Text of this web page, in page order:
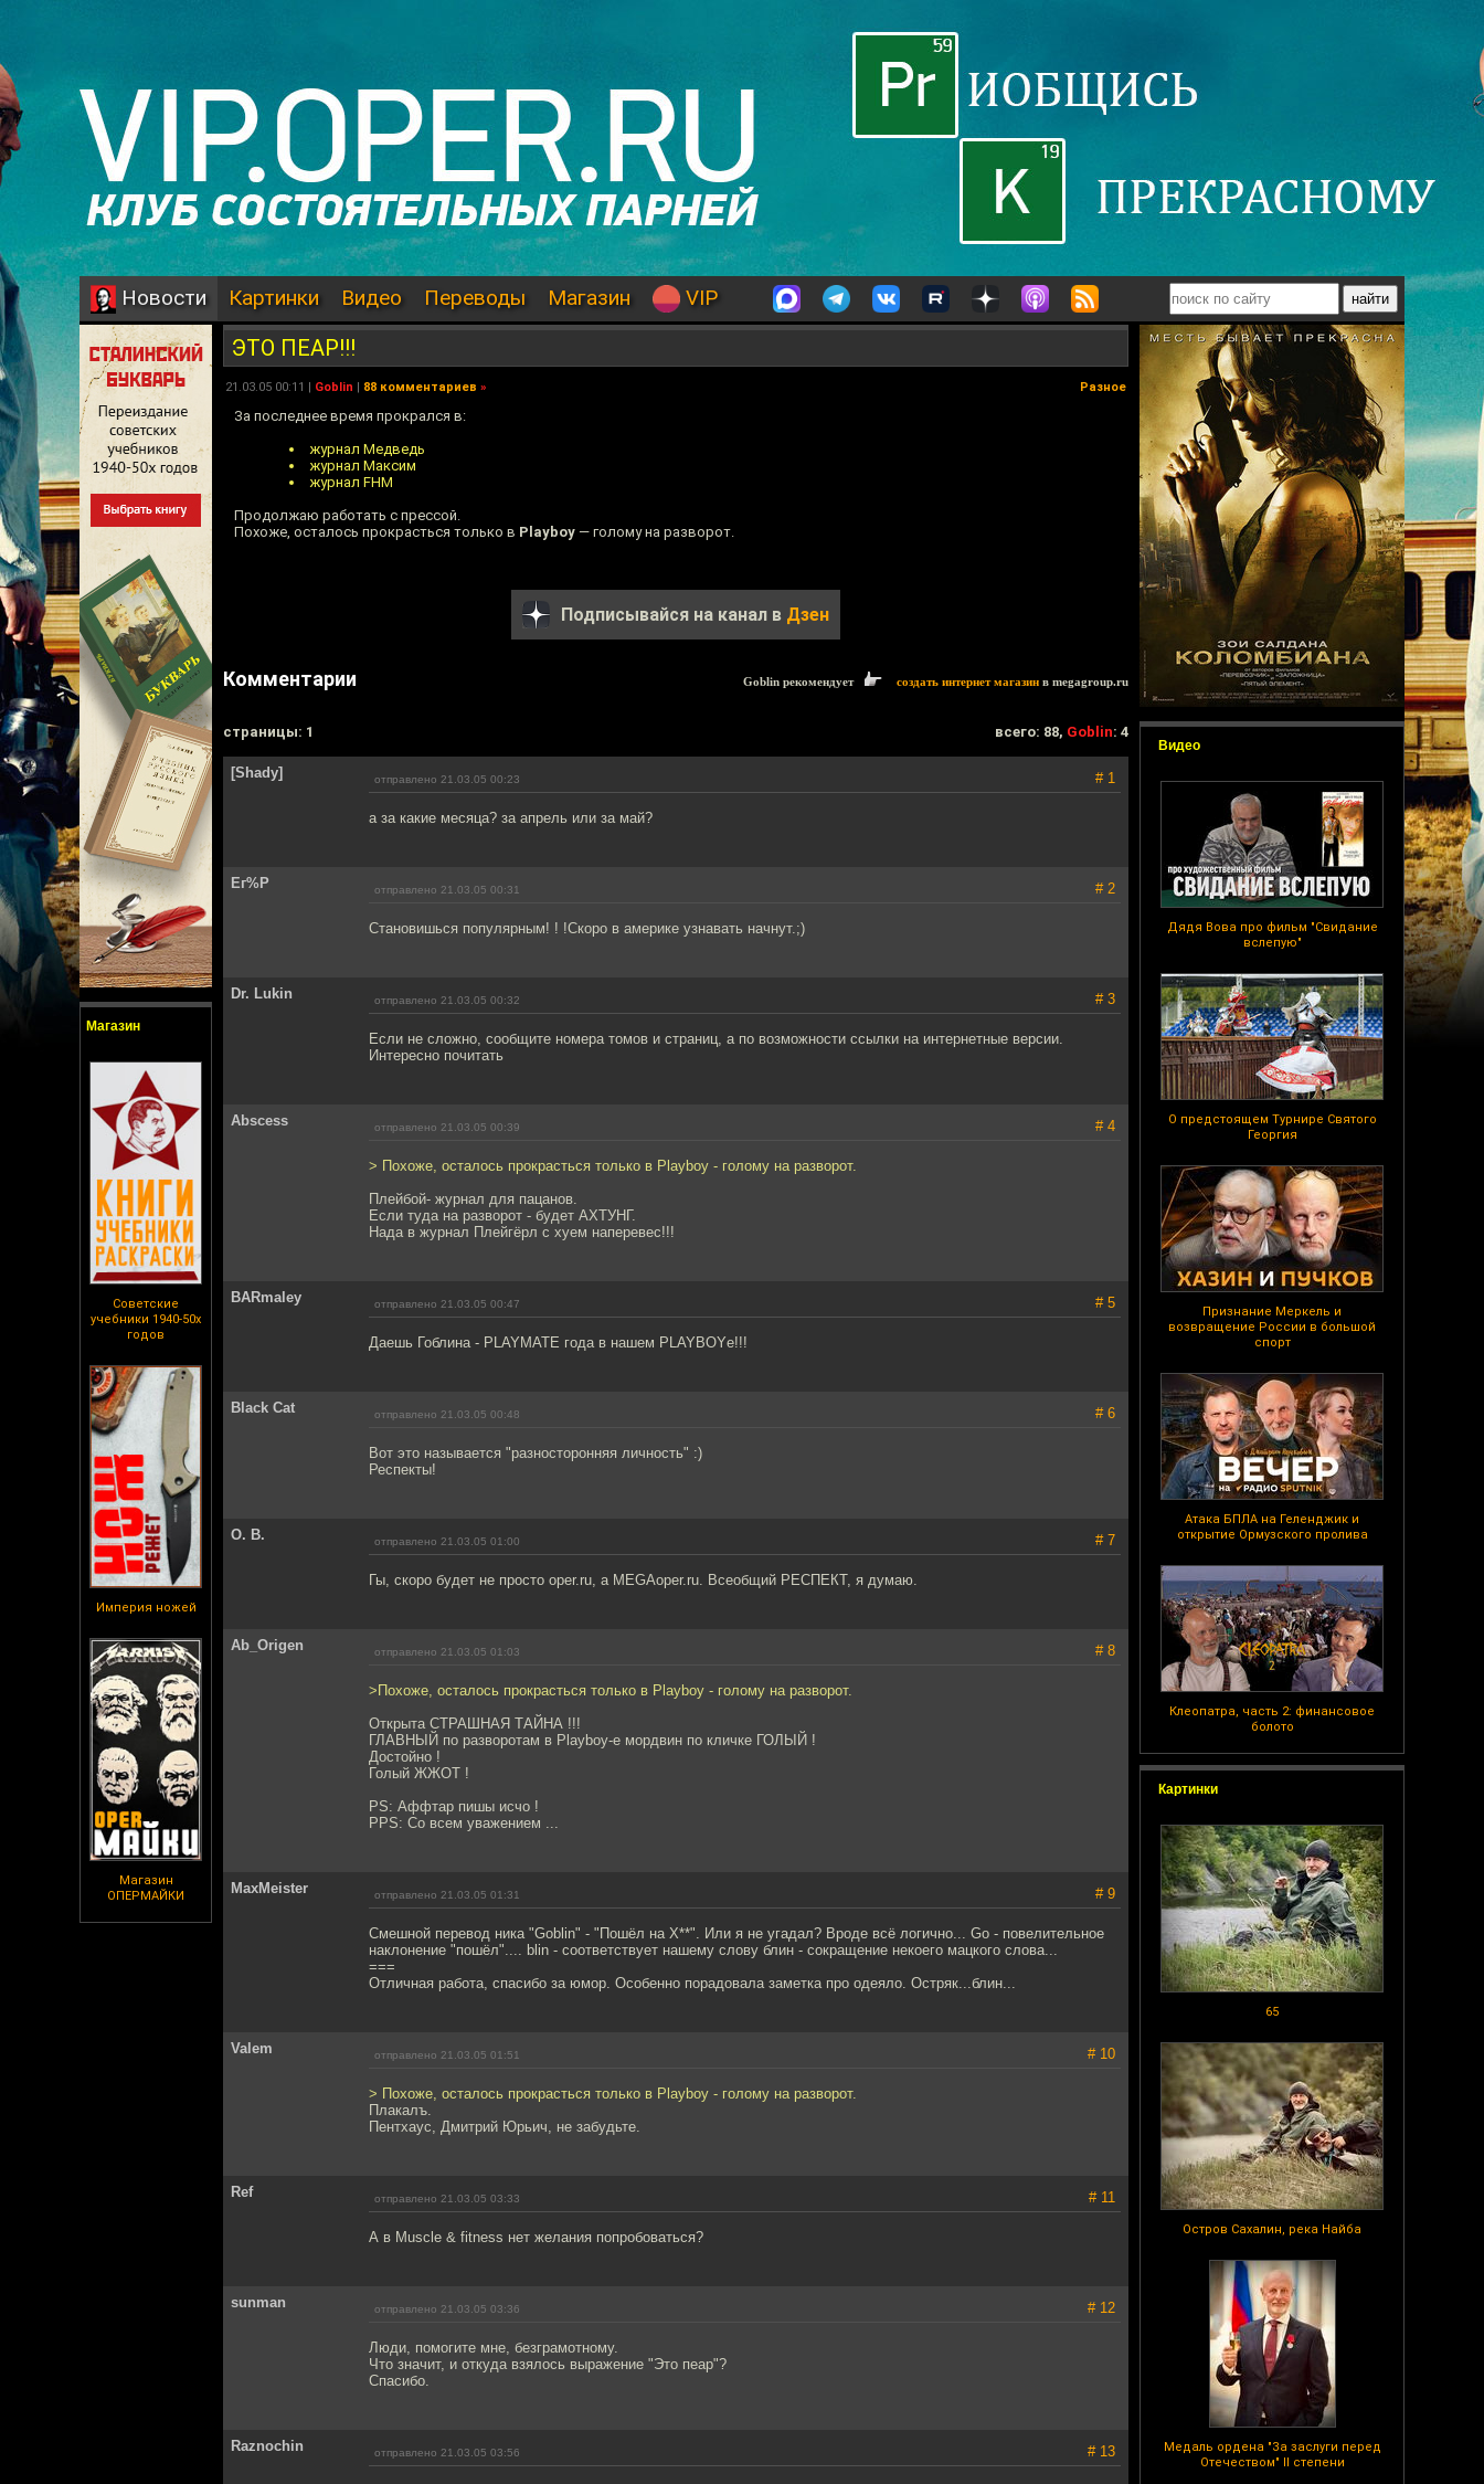
Новости Картинки Видео Переводы Магазин VIP
Магазин
Советские
учебники 1940-50х
годов
Империя ножей
Магазин
ОПЕРМАЙКИ
Видео
Дядя Вова про фильм "Свидание
вслепую"
О предстоящем Турнире Святого
Георгия
Признание Меркель и
возвращение России в большой
спорт
Атака БПЛА на Геленджик и
открытие Ормузского пролива
Клеопатра, часть 2: финансовое
болото
Картинки
65
Остров Сахалин, река Найба
Медаль ордена "За заслуги перед
Отечеством" II степени
ЭТО ПЕАР!!!
21.03.05 00:11 | Goblin | 88 комментариев » Разное
За последнее время прокрался в:
журнал Медведь
журнал Максим
журнал FHM
Продолжаю работать с прессой.
Похоже, осталось прокрасться только в Playboy — голому на разворот.
Подписывайся на канал в Дзен
Комментарии Goblin рекомендует создать интернет магазин в megagroup.ru
cтраницы: 1 всего: 88, Goblin: 4
[Shady] отправлено 21.03.05 00:23 # 1
а за какие месяца? за апрель или за май?
Ег%Р отправлено 21.03.05 00:31 # 2
Становишься популярным! ! !Скоро в америке узнавать начнут.;)
Dr. Lukin отправлено 21.03.05 00:32 # 3
Если не сложно, сообщите номера томов и страниц, а по возможности ссылки на интернетные версии.
Интересно почитать
Abscess отправлено 21.03.05 00:39 # 4
> Похоже, осталось прокрасться только в Playboy - голому на разворот.
Плейбой- журнал для пацанов.
Если туда на разворот - будет АХТУНГ.
Нада в журнал Плейгёрл с хуем наперевес!!!
BARmaley отправлено 21.03.05 00:47 # 5
Даешь Гоблина - PLAYMATE года в нашем PLAYBOYе!!!
Black Cat отправлено 21.03.05 00:48 # 6
Вот это называется "разносторонняя личность" :)
Респекты!
О. В. отправлено 21.03.05 01:00 # 7
Гы, скоро будет не просто oper.ru, а MEGAoper.ru. Всеобщий РЕСПЕКТ, я думаю.
Ab_Origen отправлено 21.03.05 01:03 # 8
>Похоже, осталось прокрасться только в Playboy - голому на разворот.
Открыта СТРАШНАЯ ТАЙНА !!!
ГЛАВНЫЙ по разворотам в Playboy-е мордвин по кличке ГОЛЫЙ !
Достойно !
Голый ЖЖОТ !
PS: Аффтар пишы исчо !
PPS: Со всем уважением ...
MaxMeister отправлено 21.03.05 01:31 # 9
Смешной перевод ника "Goblin" - "Пошёл на Х**". Или я не угадал? Вроде всё логично... Go - повелительное
наклонение "пошёл".... blin - соответствует нашему слову блин - сокращение некоего мацкого слова...
===
Отличная работа, спасибо за юмор. Особенно порадовала заметка про одеяло. Остряк...блин...
Valem отправлено 21.03.05 01:51 # 10
> Похоже, осталось прокрасться только в Playboy - голому на разворот.
Плакалъ.
Пентхаус, Дмитрий Юрьич, не забудьте.
Ref отправлено 21.03.05 03:33 # 11
А в Muscle & fitness нет желания попробоваться?
sunman отправлено 21.03.05 03:36 # 12
Люди, помогите мне, безграмотному.
Что значит, и откуда взялось выражение "Это пеар"?
Спасибо.
Raznochin отправлено 21.03.05 03:56 # 13